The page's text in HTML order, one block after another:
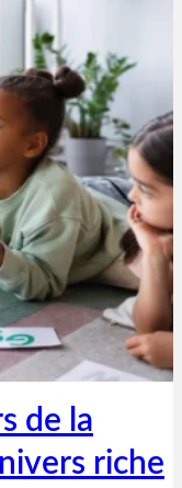
de la
riche